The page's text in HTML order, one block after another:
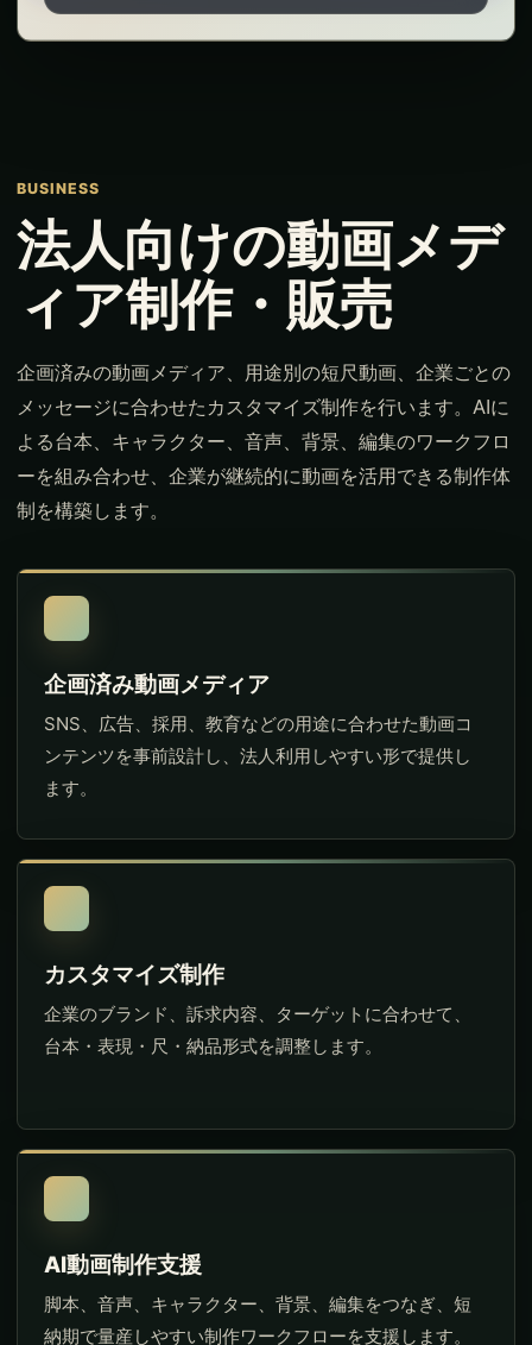
BUSINESS
法人向けの動画メデ
ィア制作・販売
企画済みの動画メディア、用途別の短尺動画、企業ごとの
メッセージに合わせたカスタマイズ制作を行います。AIに
よる台本、キャラクター、音声、背景、編集のワークフロ
ーを組み合わせ、企業が継続的に動画を活用できる制作体
制を構築します。
企画済み動画メディア
SNS、広告、採用、教育などの用途に合わせた動画コ
ンテンツを事前設計し、法人利用しやすい形で提供し
ます。
カスタマイズ制作
企業のブランド、訴求内容、ターゲットに合わせて、
台本・表現・尺・納品形式を調整します。
AI動画制作支援
脚本、音声、キャラクター、背景、編集をつなぎ、短
納期で量産しやすい制作ワークフローを支援します。